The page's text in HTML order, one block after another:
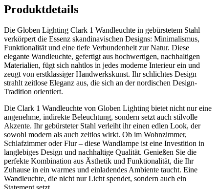
Produktdetails
Die Globen Lighting Clark 1 Wandleuchte in gebürstetem Stahl
verkörpert die Essenz skandinavischen Designs: Minimalismus,
Funktionalität und eine tiefe Verbundenheit zur Natur. Diese
elegante Wandleuchte, gefertigt aus hochwertigen, nachhaltigen
Materialien, fügt sich nahtlos in jedes moderne Interieur ein und
zeugt von erstklassiger Handwerkskunst. Ihr schlichtes Design
strahlt zeitlose Eleganz aus, die sich an der nordischen Design-
Tradition orientiert.
Die Clark 1 Wandleuchte von Globen Lighting bietet nicht nur eine
angenehme, indirekte Beleuchtung, sondern setzt auch stilvolle
Akzente. Ihr gebürsteter Stahl verleiht ihr einen edlen Look, der
sowohl modern als auch zeitlos wirkt. Ob im Wohnzimmer,
Schlafzimmer oder Flur – diese Wandlampe ist eine Investition in
langlebiges Design und nachhaltige Qualität. Genießen Sie die
perfekte Kombination aus Ästhetik und Funktionalität, die Ihr
Zuhause in ein warmes und einladendes Ambiente taucht. Eine
Wandleuchte, die nicht nur Licht spendet, sondern auch ein